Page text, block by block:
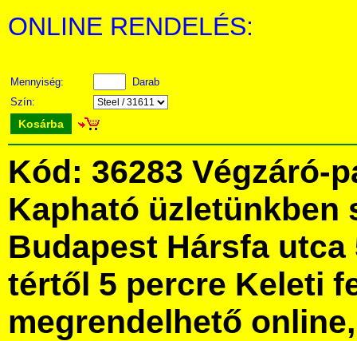
ONLINE RENDELÉS:
Mennyiség:
Darab
Szín:
Kosárba
Kód: 36283 Végzáró-
Kapható üzletünkben
Budapest Hársfa utca
tértől 5 percre Keleti
megrendelhető